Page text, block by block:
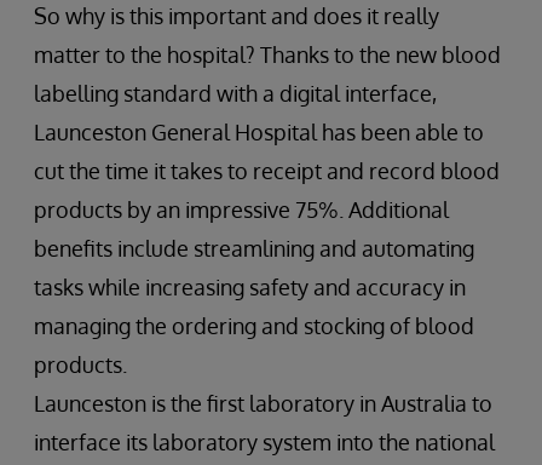
So why is this important and does it really
matter to the hospital? Thanks to the new blood
labelling standard with a digital interface,
Launceston General Hospital has been able to
cut the time it takes to receipt and record blood
products by an impressive 75%. Additional
benefits include streamlining and automating
tasks while increasing safety and accuracy in
managing the ordering and stocking of blood
products.
Launceston is the first laboratory in Australia to
interface its laboratory system into the national